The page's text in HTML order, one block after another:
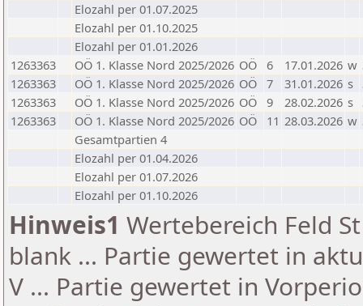
Elozahl per 01.07.2025
Elozahl per 01.10.2025
Elozahl per 01.01.2026
1263363
OÖ 1. Klasse Nord 2025/2026 OÖ 6 17.01.2026 w
1263363
OÖ 1. Klasse Nord 2025/2026 OÖ 7 31.01.2026 s
1263363
OÖ 1. Klasse Nord 2025/2026 OÖ 9 28.02.2026 s
1263363
OÖ 1. Klasse Nord 2025/2026 OÖ 11 28.03.2026 w
Gesamtpartien 4
Elozahl per 01.04.2026
Elozahl per 01.07.2026
Elozahl per 01.10.2026
Hinweis1 Wertebereich Feld
blank ... Partie gewertet in
V ... Partie gewertet in